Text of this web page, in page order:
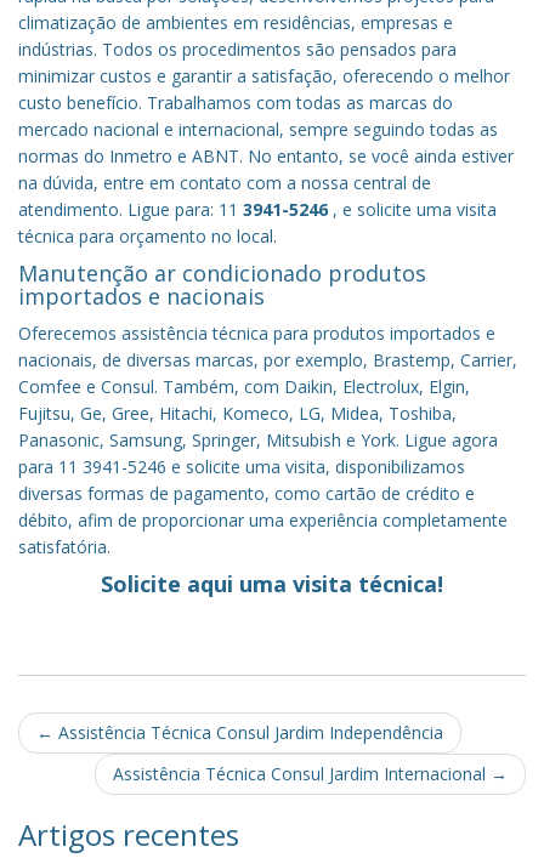
climatização de ambientes em residências, empresas e
indústrias. Todos os procedimentos são pensados para
minimizar custos e garantir a satisfação, oferecendo o melhor
custo benefício. Trabalhamos com todas as marcas do
mercado nacional e internacional, sempre seguindo todas as
normas do Inmetro e ABNT. No entanto, se você ainda estiver
na dúvida, entre em contato com a nossa central de
atendimento. Ligue para: 11 3941-5246 , e solicite uma visita
técnica para orçamento no local.
Manutenção ar condicionado produtos
importados e nacionais
Oferecemos assistência técnica para produtos importados e
nacionais, de diversas marcas, por exemplo, Brastemp, Carrier,
Comfee e Consul. Também, com Daikin, Electrolux, Elgin,
Fujitsu, Ge, Gree, Hitachi, Komeco, LG, Midea, Toshiba,
Panasonic, Samsung, Springer, Mitsubish e York. Ligue agora
para 11 3941-5246 e solicite uma visita, disponibilizamos
diversas formas de pagamento, como cartão de crédito e
débito, afim de proporcionar uma experiência completamente
satisfatória.
Solicite aqui uma visita técnica!
Post
navigation
← Assistência Técnica Consul Jardim Independência
Assistência Técnica Consul Jardim Internacional →
Artigos recentes